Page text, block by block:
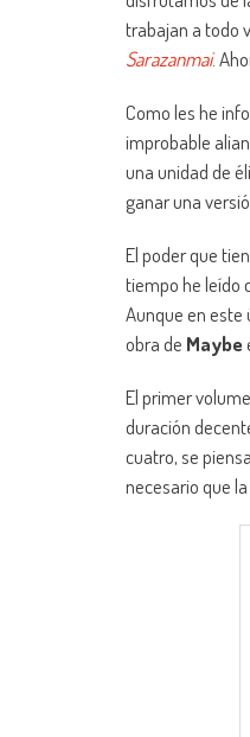
trabajan a todo
Sarazanmai.
Como les he
improbable
una unidad de
ganar una
El poder que
tiempo he leído
Aunque en este
obra de Maybe
El primer
duración
cuatro, se
necesario que